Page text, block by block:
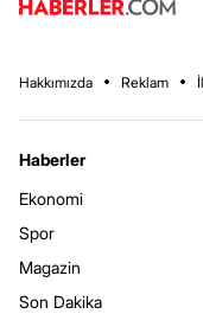
Hakkımızda Reklam
Haberler
Ekonomi
Spor
Magazin
Son Dakika